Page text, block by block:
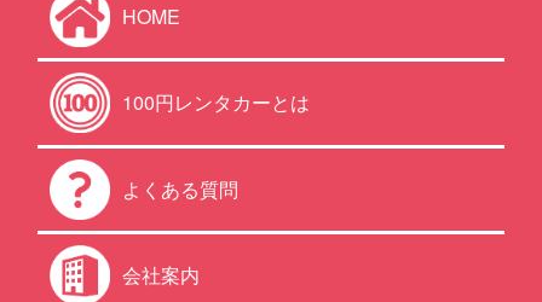
HOME
100円レンタカーとは
よくある質問
会社案内